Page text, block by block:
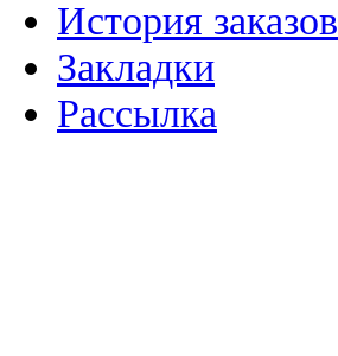
История заказов
Закладки
Рассылка